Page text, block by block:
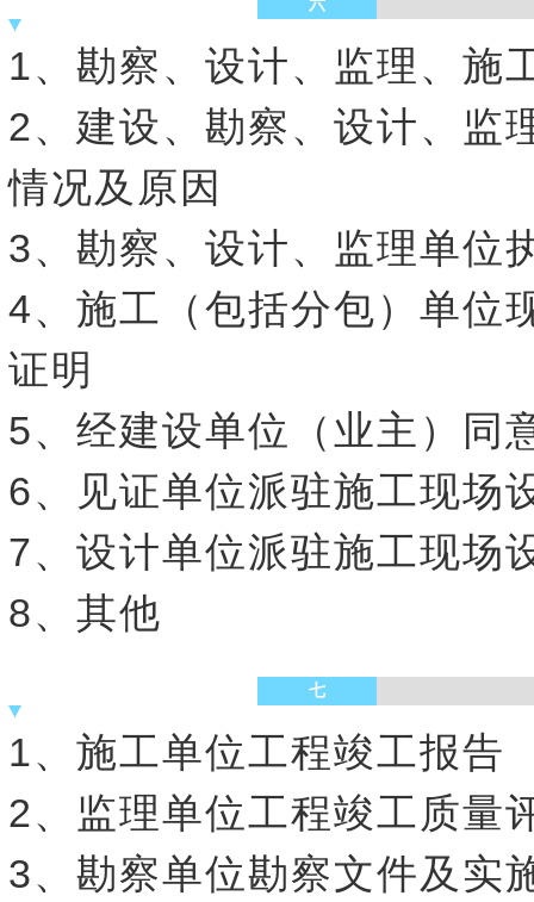
1、勘察、设计、监理、施
2、建设、勘察、设计、监
情况及原因
3、勘察、设计、监理单位
4、施工（包括分包）单位
证明
5、经建设单位（业主）同
6、见证单位派驻施工现场
7、设计单位派驻施工现场
8、其他
七
1、施工单位工程竣工报告
2、监理单位工程竣工质量
3、勘察单位勘察文件及实